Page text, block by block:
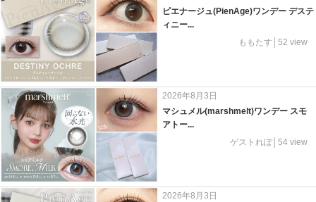
ピエナージュ(PienAge)ワンデー デステ
ィニー...
ももたす│52 view
2026年8月3日
マシュメル(marshmelt)ワンデー スモ
アトー...
ゲストれぽ│54 view
2026年8月3日